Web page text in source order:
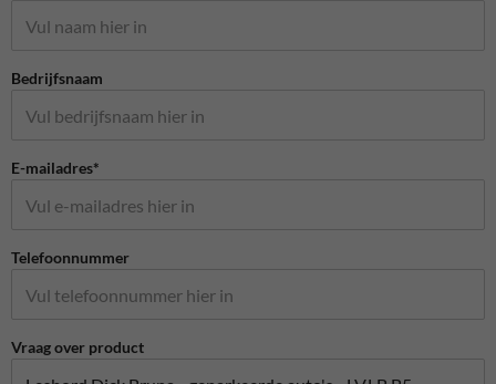
Bedrijfsnaam
E-mailadres*
Telefoonnummer
Vraag over product